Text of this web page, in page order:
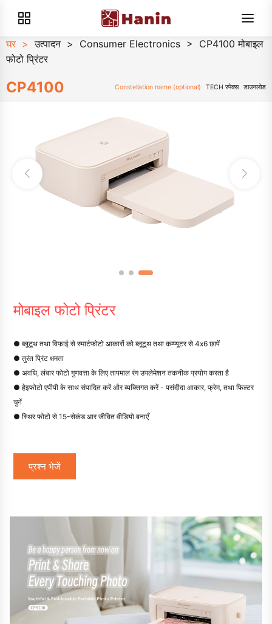
घर > उत्पादन> Consumer Electronics >
CP4100 मोबाइल
फोटो प्रिंटर
CP4100 Constellation name (optional) TECH स्पेक्स डाउनलोड
मोबाइल फोटो प्रिंटर
● ब्लूटूथ तथा विफ़ाई से स्मार्टफ़ोटो आकारों को ब्लूटूथ तथा कम्प्यूटर से 4x6 छापें
● तुरंत प्रिंट क्षमता
● अवधि, लंबार फोटो गुणवत्ता के लिए तापमाल रंग उपलेमेशन तकनीक प्रयोग करता है
● हेइफोटो एपीपी के साथ संपादित करें और व्यक्तिगत करें - पसंदीदा आकार, फ्रेम, तथा फिल्टर
चुनें
● स्थिर फोटो से 15-सेकंड आर जीवित वीडियो बनाएँ
प्रश्न भेजें